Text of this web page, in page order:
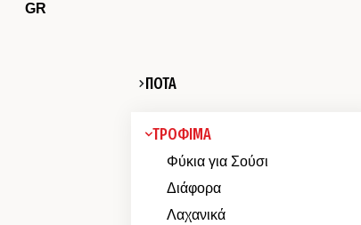
GR
ΠΟΤΑ
ΤΡΟΦΙΜΑ
Φύκια για Σούσι
Διάφορα
Λαχανικά